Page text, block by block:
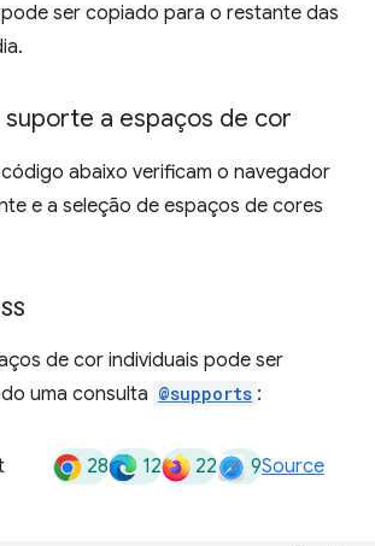
ser copiado para o restante das
suporte a espaços de cor
abaixo verificam o navegador
e a seleção de espaços de cores
de cor individuais pode ser
uma consulta @supports :
28 12 22 9Source